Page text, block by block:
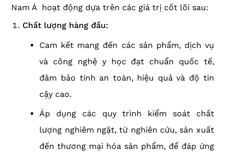
Nam Á hoạt động dựa trên các giá trị cốt lõi sau:
Chất lượng hàng đầu:
Cam kết mang đến các sản phẩm, dịch vụ
và công nghệ y học đạt chuẩn quốc tế,
đảm bảo tính an toàn, hiệu quả và độ tin
cậy cao.
Áp dụng các quy trình kiểm soát chất
lượng nghiêm ngặt, từ nghiên cứu, sản xuất
đến thương mại hóa sản phẩm, để đáp ứng